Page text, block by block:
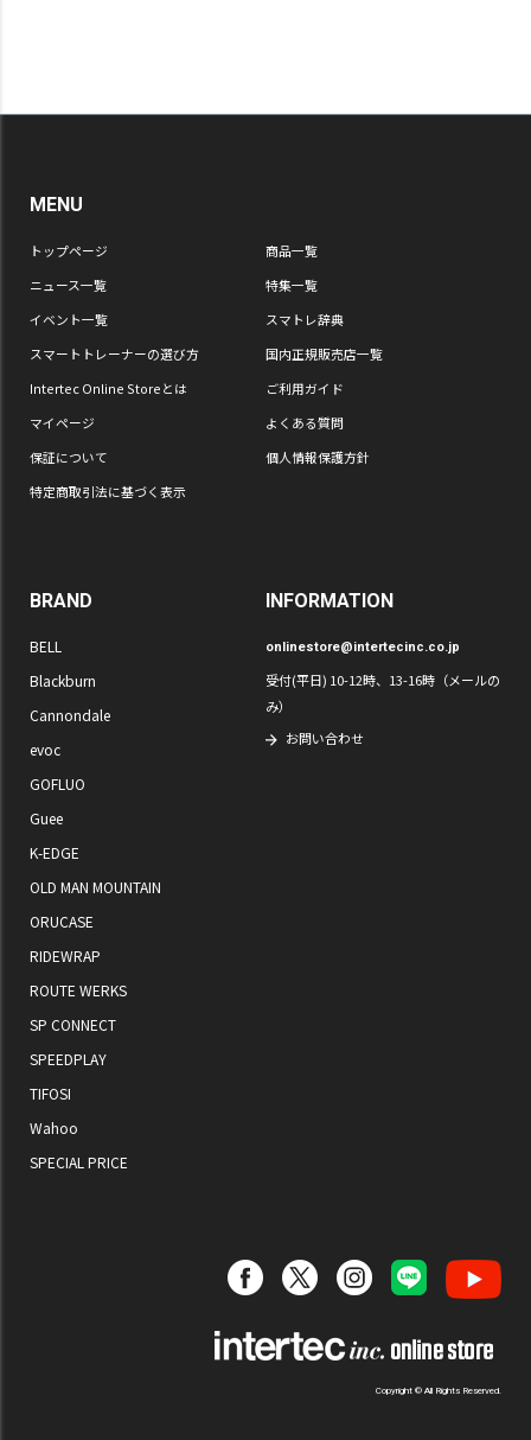
MENU
トップページ
商品一覧
ニュース一覧
特集一覧
イベント一覧
スマトレ辞典
スマートトレーナーの選び方
国内正規販売店一覧
Intertec Online Storeとは
ご利用ガイド
マイページ
よくある質問
保証について
個人情報保護方針
特定商取引法に基づく表示
BRAND
BELL
Blackburn
Cannondale
evoc
GOFLUO
Guee
K-EDGE
OLD MAN MOUNTAIN
ORUCASE
RIDEWRAP
ROUTE WERKS
SP CONNECT
SPEEDPLAY
TIFOSI
Wahoo
SPECIAL PRICE
INFORMATION
onlinestore@intertecinc.co.jp
受付(平日) 10-12時、13-16時（メールの
み）
お問い合わせ
Copyright © All Rights Reserved.